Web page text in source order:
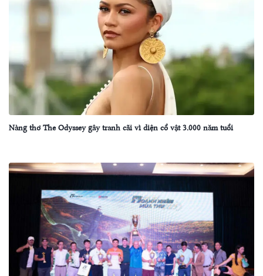
Nàng thơ The Odyssey gây tranh cãi vì diện cổ vật 3.000 năm tuổi